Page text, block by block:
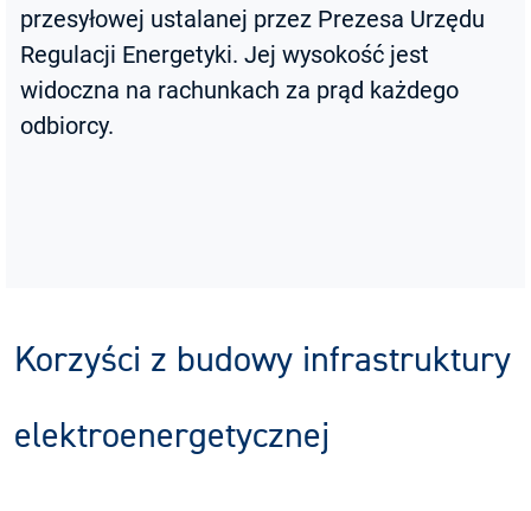
przesyłowej ustalanej przez Prezesa Urzędu
Regulacji Energetyki. Jej wysokość jest
widoczna na rachunkach za prąd każdego
odbiorcy.
Korzyści z budowy infrastruktury
elektroenergetycznej